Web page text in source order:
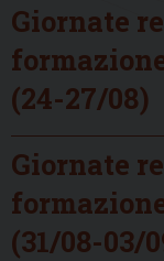
Giornate
(24-27/08)
Giornate
(31/08-03/